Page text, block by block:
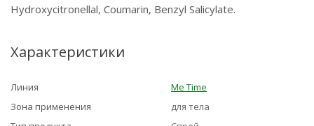
Hydroxycitronellal, Coumarin, Benzyl Salicylate.
Характеристики
Линия
Me Time
Зона применения
для тела